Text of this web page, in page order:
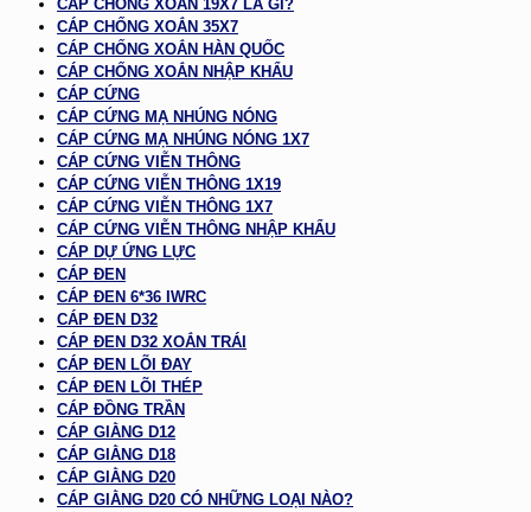
CÁP CHỐNG XOẮN 19X7 LÀ GÌ?
CÁP CHỐNG XOẮN 35X7
CÁP CHỐNG XOẮN HÀN QUỐC
CÁP CHỐNG XOẮN NHẬP KHẨU
CÁP CỨNG
CÁP CỨNG MẠ NHÚNG NÓNG
CÁP CỨNG MẠ NHÚNG NÓNG 1X7
CÁP CỨNG VIỄN THÔNG
CÁP CỨNG VIỄN THÔNG 1X19
CÁP CỨNG VIỄN THÔNG 1X7
CÁP CỨNG VIỄN THÔNG NHẬP KHẨU
CÁP DỰ ỨNG LỰC
CÁP ĐEN
CÁP ĐEN 6*36 IWRC
CÁP ĐEN D32
CÁP ĐEN D32 XOẮN TRÁI
CÁP ĐEN LÕI ĐAY
CÁP ĐEN LÕI THÉP
CÁP ĐỒNG TRẦN
CÁP GIẰNG D12
CÁP GIẰNG D18
CÁP GIẰNG D20
CÁP GIẰNG D20 CÓ NHỮNG LOẠI NÀO?